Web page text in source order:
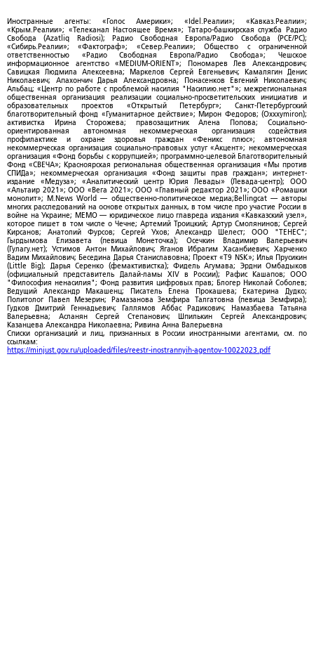
Иностранные агенты: «Голос Америки»; «Idel.Реалии»; «Кавказ.Реалии»;
«Крым.Реалии»; «Телеканал Настоящее Время»; Татаро-башкирская служба Радио
Свобода (Azatliq Radiosi); Радио Свободная Европа/Радио Свобода (PCE/PC);
«Сибирь.Реалии»; «Фактограф»; «Север.Реалии»; Общество с ограниченной
ответственностью «Радио Свободная Европа/Радио Свобода»; Чешское
информационное агентство «MEDIUM-ORIENT»; Пономарев Лев Александрович;
Савицкая Людмила Алексеевна; Маркелов Сергей Евгеньевич; Камалягин Денис
Николаевич; Апахончич Дарья Александровна; Понасенков Евгений Николаевич;
Альбац; «Центр по работе с проблемой насилия "Насилию.нет"»; межрегиональная
общественная организация реализации социально-просветительских инициатив и
образовательных проектов «Открытый Петербург»; Санкт-Петербургский
благотворительный фонд «Гуманитарное действие»; Мирон Федоров; (Oxxxymiron);
активистка Ирина Сторожева; правозащитник Алена Попова; Социально-
ориентированная автономная некоммерческая организация содействия
профилактике и охране здоровья граждан «Феникс плюс»; автономная
некоммерческая организация социально-правовых услуг «Акцент»; некоммерческая
организация «Фонд борьбы с коррупцией»; программно-целевой Благотворительный
Фонд «СВЕЧА»; Красноярская региональная общественная организация «Мы против
СПИДа»; некоммерческая организация «Фонд защиты прав граждан»; интернет-
издание «Медуза»; «Аналитический центр Юрия Левады» (Левада-центр); ООО
«Альтаир 2021»; ООО «Вега 2021»; ООО «Главный редактор 2021»; ООО «Ромашки
монолит»; M.News World — общественно-политическое медиа;Bellingcat — авторы
многих расследований на основе открытых данных, в том числе про участие России в
войне на Украине; МЕМО — юридическое лицо главреда издания «Кавказский узел»,
которое пишет в том числе о Чечне; Артемий Троицкий; Артур Смолянинов; Сергей
Кирсанов; Анатолий Фурсов; Сергей Ухов; Александр Шелест; ООО "ТЕНЕС";
Гырдымова Елизавета (певица Монеточка); Осечкин Владимир Валерьевич
(Гулагу.нет); Устимов Антон Михайлович; Яганов Ибрагим Хасанбиевич; Харченко
Вадим Михайлович; Беседина Дарья Станиславовна; Проект «T9 NSK»; Илья Прусикин
(Little Big); Дарья Серенко (фемактивистка); Фидель Агумава; Эрдни Омбадыков
(официальный представитель Далай-ламы XIV в России); Рафис Кашапов; ООО
"Философия ненасилия"; Фонд развития цифровых прав; Блогер Николай Соболев;
Ведущий Александр Макашенц; Писатель Елена Прокашева; Екатерина Дудко;
Политолог Павел Мезерин; Рамазанова Земфира Талгатовна (певица Земфира);
Гудков Дмитрий Геннадьевич; Галлямов Аббас Радикович; Намазбаева Татьяна
Валерьевна; Асланян Сергей Степанович; Шпилькин Сергей Александрович;
Казанцева Александра Николаевна; Ривина Анна Валерьевна
Списки организаций и лиц, признанных в России иностранными агентами, см. по
ссылкам:
https://minjust.gov.ru/uploaded/files/reestr-inostrannyih-agentov-10022023.pdf